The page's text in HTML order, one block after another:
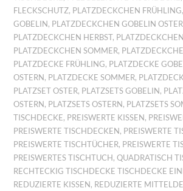
FLECKSCHUTZ, PLATZDECKCHEN FRÜHLING,
GOBELIN, PLATZDECKCHEN GOBELIN
PLATZDECKCHEN HERBST,
PLATZDECKCHEN SOMMER,
PLATZDECKE FRÜHLING, PLATZDECKE
OSTERN, PLATZDECKE SOMMER,
PLATZSET OSTER, PLATZSETS GOBELIN,
OSTERN, PLATZSETS OSTERN, PLATZSETS
TISCHDECKE, PREISWERTE KISSEN,
PREISWERTE TISCHDECKEN, PREISWERTE
PREISWERTE TISCHTÜCHER, PREISWERTE
PREISWERTES TISCHTUCH,QUADRATISCH
RECHTECKIG TISCHDECKE TISCHDECKE
REDUZIERTE KISSEN, REDUZIERTE